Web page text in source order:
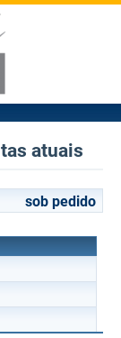
atuais
sob pedido